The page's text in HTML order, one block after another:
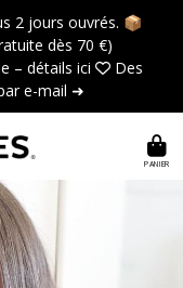
2 jours ouvrés. 📦
dès 70 €)
– détails ici  Des
e-mail ➜
PANIER